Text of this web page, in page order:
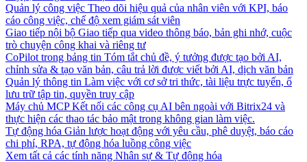
Quản lý công việc Theo dõi hiệu quả của nhân viên với KPI, báo
cáo công việc, chế độ xem giám sát viên
Giao tiếp nội bộ Giao tiếp qua video thông báo, bản ghi nhớ, cuộc
trò chuyện công khai và riêng tư
CoPilot trong bảng tin Tóm tắt chủ đề, ý tưởng được tạo bởi AI,
chỉnh sửa & tạo văn bản, câu trả lời được viết bởi AI, dịch văn bản
Quản lý thông tin Làm việc với cơ sở tri thức, tài liệu trực tuyến, ổ
lưu trữ tập tin, quyền truy cập
Máy chủ MCP Kết nối các công cụ AI bên ngoài với Bitrix24 và
thực hiện các thao tác bảo mật trong không gian làm việc.
Tự động hóa Giản lược hoạt động với yêu cầu, phê duyệt, báo cáo
chi phí, RPA, tự động hóa luồng công việc
Xem tất cả các tính năng Nhân sự & Tự động hóa